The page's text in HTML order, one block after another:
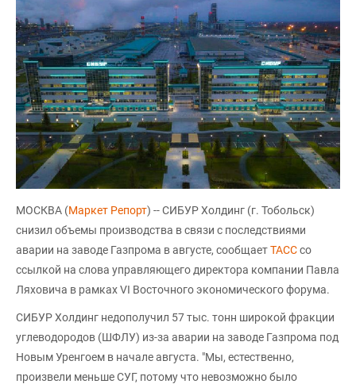
МОСКВА (Маркет Репорт) -- СИБУР Холдинг (г. Тобольск)
снизил объемы производства в связи с последствиями
аварии на заводе Газпрома в августе, сообщаетТАССсо
ссылкой на слова управляющего директора компании Павла
Ляховича в рамках VI Восточного экономического форума.
СИБУР Холдинг недополучил 57 тыс. тонн широкой фракции
углеводородов (ШФЛУ) из-за аварии на заводе Газпрома под
Новым Уренгоем в начале августа. "Мы, естественно,
произвели меньше СУГ, потому что невозможно было